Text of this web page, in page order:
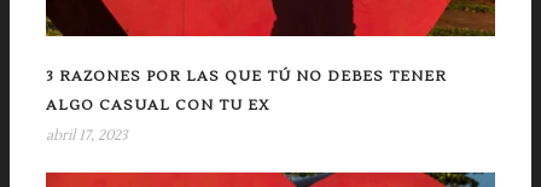
3 RAZONES POR LAS QUE TÚ NO DEBES TENER
ALGO CASUAL CON TU EX
abril 17, 2023